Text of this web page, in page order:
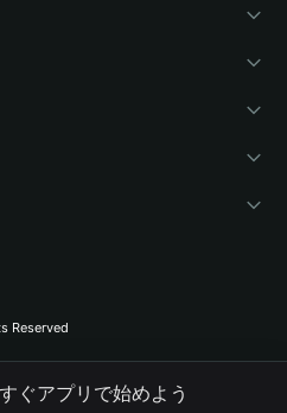
Reserved
ぐアプリで始めよう